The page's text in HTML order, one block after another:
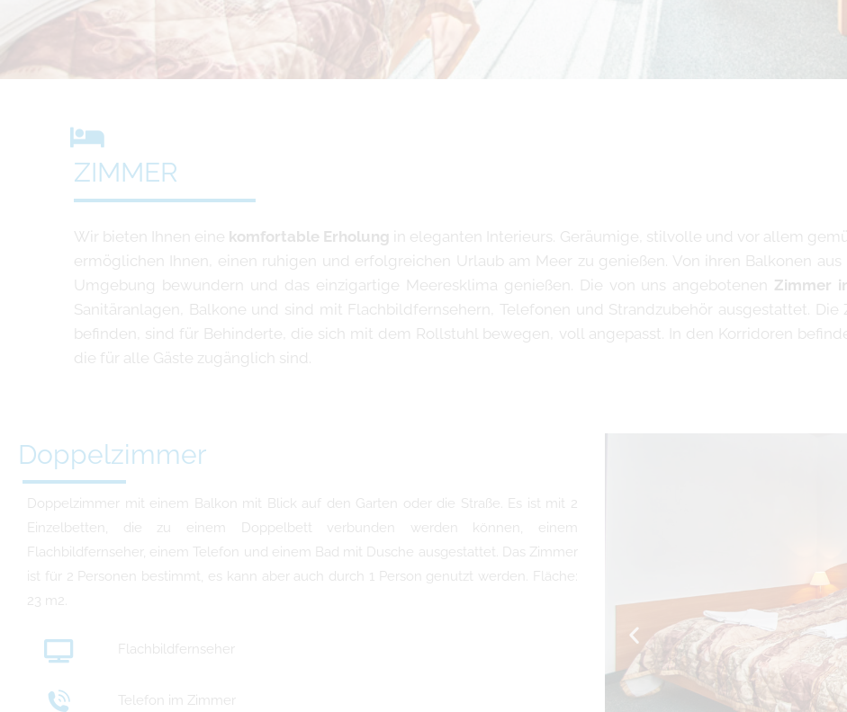
ZIMMER
Wir bieten Ihnen eine komfortable Erholung in eleganten Interieurs. Geräumige, stilvolle und vor allem
ermöglichen Ihnen, einen ruhigen und erfolgreichen Urlaub am Meer zu genießen. Von ihren Balkonen
Umgebung bewundern und das einzigartige Meeresklima genießen. Die von uns angebotenen Zimmer
Sanitäranlagen, Balkone und sind mit Flachbildfernsehern, Telefonen und Strandzubehör ausgestattet.
befinden, sind für Behinderte, die sich mit dem Rollstuhl bewegen, voll angepasst. In den Korridoren
die für alle Gäste zugänglich sind.
Doppelzimmer
Doppelzimmer mit einem Balkon mit Blick auf den Garten oder die Straße. Es ist mit 2
Einzelbetten, die zu einem Doppelbett verbunden werden können, einem
Flachbildfernseher, einem Telefon und einem Bad mit Dusche ausgestattet. Das Zimmer
ist für 2 Personen bestimmt, es kann aber auch durch 1 Person genutzt werden. Fläche:
23 m2.
Flachbildfernseher
Telefon im Zimmer